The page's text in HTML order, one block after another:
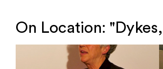
On Location: